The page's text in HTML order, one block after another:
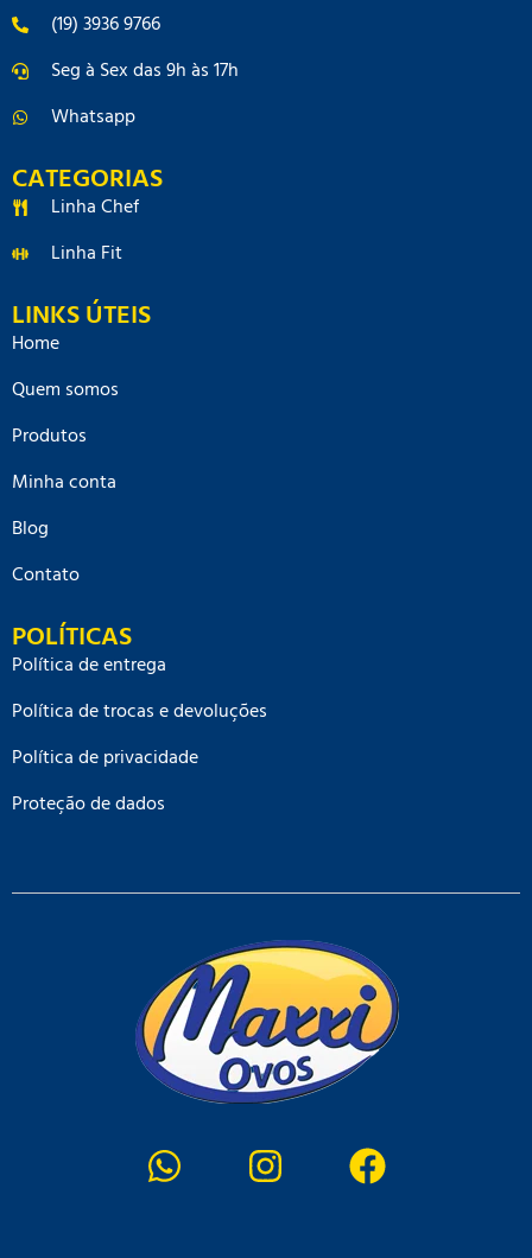
(19) 3936 9766
Seg à Sex das 9h às 17h
Whatsapp
CATEGORIAS
Linha Chef
Linha Fit
LINKS ÚTEIS
Home
Quem somos
Produtos
Minha conta
Blog
Contato
POLÍTICAS
Política de entrega
Política de trocas e devoluções
Política de privacidade
Proteção de dados